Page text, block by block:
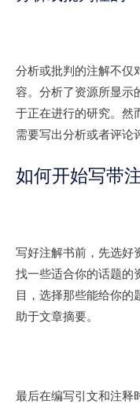
分析或批判的注解不仅
容。分析了资源所显示
于正在进行的研究。然
需要写出分析或者评论
如何开始写带
写好注解书前，先选好
找一些适合你的话题的
目，选择那些能给你的
助于文章摘要。
最后在编写引文和注释